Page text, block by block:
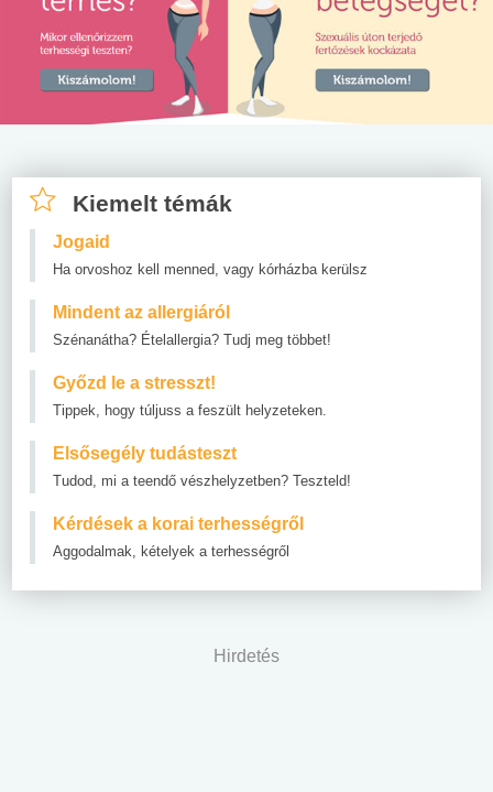
Kiemelt témák
Jogaid
Ha orvoshoz kell menned, vagy kórházba kerülsz
Mindent az allergiáról
Szénanátha? Ételallergia? Tudj meg többet!
Győzd le a stresszt!
Tippek, hogy túljuss a feszült helyzeteken.
Elsősegély tudásteszt
Tudod, mi a teendő vészhelyzetben? Teszteld!
Kérdések a korai terhességről
Aggodalmak, kételyek a terhességről
Hirdetés